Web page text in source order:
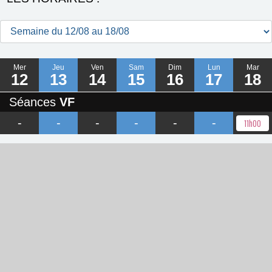
Mer
12
Jeu
13
Ven
14
Sam
15
Dim
16
Lun
17
Mar
18
Séances VF
-
- - - - - 11h00